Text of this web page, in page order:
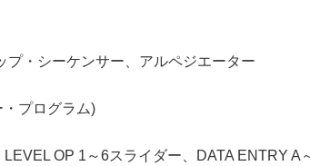
・シーケンサー、アルペジエーター
プログラム)
OP 1～6スライダー、DATA ENTRY A